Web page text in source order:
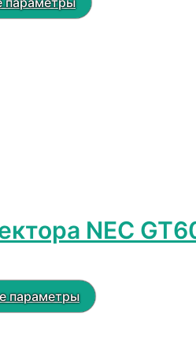
NEC
параметры
Этот